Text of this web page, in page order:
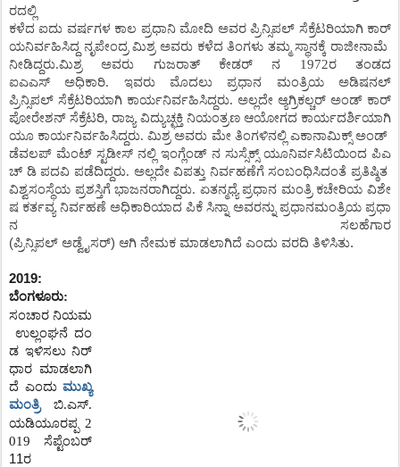
ರದಲ್ಲಿ
ಕಳೆದ ಐದು ವರ್ಷಗಳ ಕಾಲ ಪ್ರಧಾನಿ ಮೋದಿ ಅವರ ಪ್ರಿನ್ಸಿಪಲ್ ಸೆಕ್ರೆಟರಿಯಾಗಿ ಕಾರ್
ಯನಿರ್ವಹಿಸಿದ್ದ ನೃಪೇಂದ್ರ ಮಿಶ್ರ ಅವರು ಕಳೆದ ತಿಂಗಳು ತಮ್ಮ ಸ್ಥಾನಕ್ಕೆ ರಾಜೀನಾಮೆ
ನೀಡಿದ್ದರು.ಮಿಶ್ರ ಅವರು ಗುಜರಾತ್ ಕೇಡರ್ ನ 1972ರ
ತಂಡದ
ಐಎಎಸ್
ಅಧಿಕಾರಿ. ಇವರು ಮೊದಲು ಪ್ರಧಾನ ಮಂತ್ರಿಯ
ಅಡಿಷನಲ್
ಪ್ರಿನ್ಸಿಪಲ್ ಸೆಕ್ರೆಟರಿಯಾಗಿ ಕಾರ್ಯನಿರ್ವಹಿಸಿದ್ದರು. ಅಲ್ಲದೇ ಆ್ಯಗ್ರಿಕಲ್ಚರ್ ಅಂಡ್ ಕಾರ್
ಪೋರೇಶನ್ ಸೆಕ್ರೆಟರಿ,ರಾಜ್ಯ ವಿದ್ಯುಚ್ಛಕ್ತಿ ನಿಯಂತ್ರಣ ಆಯೋಗದ ಕಾರ್ಯದರ್ಶಿಯಾಗಿ
ಯೂ ಕಾರ್ಯನಿರ್ವಹಿಸಿದ್ದರು.ಮಿಶ್ರ ಅವರು ಮೇ ತಿಂಗಳಿನಲ್ಲಿ ಎಕಾನಾಮಿಕ್ಸ್ ಅಂಡ್
ಡೆವಲಪ್ ಮೆಂಟ್ ಸ್ಟಡೀಸ್ ನಲ್ಲಿ ಇಂಗ್ಲೆಂಡ್ ನ ಸುಸ್ಸೆಕ್ಸ್ ಯೂನಿರ್ವಸಿಟಿಯಿಂದ ಪಿಎ
ಚ್ ಡಿ ಪದವಿ ಪಡೆದಿದ್ದರು. ಅಲ್ಲದೇ ವಿಪತ್ತು ನಿರ್ವಹಣೆಗೆ ಸಂಬಂಧಿಸಿದಂತೆ ಪ್ರತಿಷ್ಠಿತ
ವಿಶ್ವಸಂಸ್ಥೆಯ ಪ್ರಶಸ್ತಿಗೆ ಭಾಜನರಾಗಿದ್ದರು. ಏತನ್ಮಧ್ಯೆ ಪ್ರಧಾನ ಮಂತ್ರಿ ಕಚೇರಿಯ ವಿಶೇ
ಷ ಕರ್ತವ್ಯ ನಿರ್ವಹಣೆ ಅಧಿಕಾರಿಯಾದ ಪಿಕೆ ಸಿನ್ನಾ ಅವರನ್ನು ಪ್ರಧಾನಮಂತ್ರಿಯ ಪ್ರಧಾ
ನ ಸಲಹೆಗಾರ
(ಪ್ರಿನ್ಸಿಪಲ್ ಅಡ್ವೈಸರ್) ಆಗಿ ನೇಮಕ ಮಾಡಲಾಗಿದೆ ಎಂದು ವರದಿ ತಿಳಿಸಿತು.
2019:
ಬೆಂಗಳೂರು:
ಸಂಚಾರ ನಿಯಮ
ಉಲ್ಲಂಘನೆ ದಂ
ಡ ಇಳಿಸಲು ನಿರ್
ಧಾರ ಮಾಡಲಾಗಿ
ದೆ ಎಂದು ಮುಖ್ಯ
ಮಂತ್ರಿ
ಬಿ.ಎಸ್.
ಯಡಿಯೂರಪ್ಪ
2
019ಸೆಪ್ಟೆಂಬರ್
11ರ